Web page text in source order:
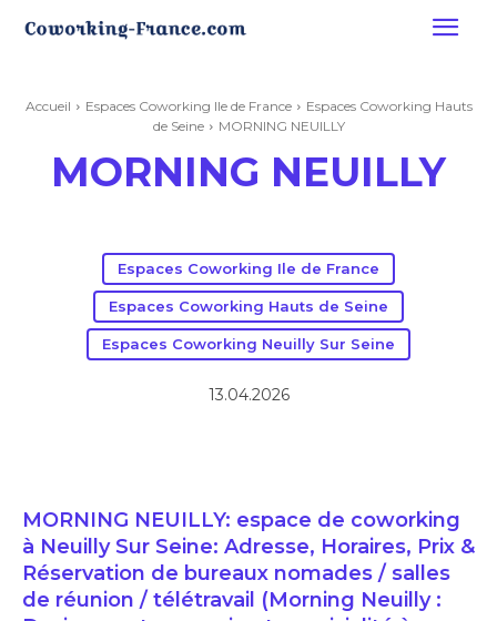
Accueil Espaces Coworking Ile de France
Espaces Coworking Hauts
de Seine
MORNING NEUILLY
MORNING NEUILLY
Espaces Coworking Ile de France
Espaces Coworking Hauts de Seine
Espaces Coworking Neuilly Sur Seine
13.04.2026
MORNING NEUILLY: espace de coworking
à Neuilly Sur Seine: Adresse, Horaires, Prix &
Réservation de bureaux nomades / salles
de réunion / télétravail (Morning Neuilly :